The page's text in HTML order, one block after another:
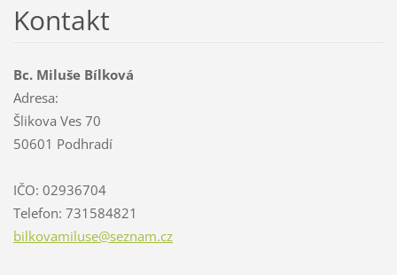
Kontakt
Bc. Miluše Bílková
Adresa:
Šlikova Ves 70
50601 Podhradí
IČO: 02936704
Telefon: 731584821
bilkovamiluse@seznam.cz